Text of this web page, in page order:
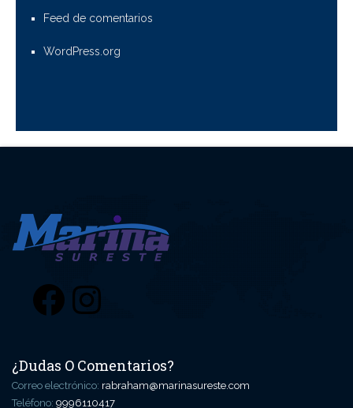
Feed de comentarios
WordPress.org
Facebook Instagram
¿Dudas O Comentarios?
Correo electrónico: rabraham@marinasureste.com
Teléfono: 9996110417